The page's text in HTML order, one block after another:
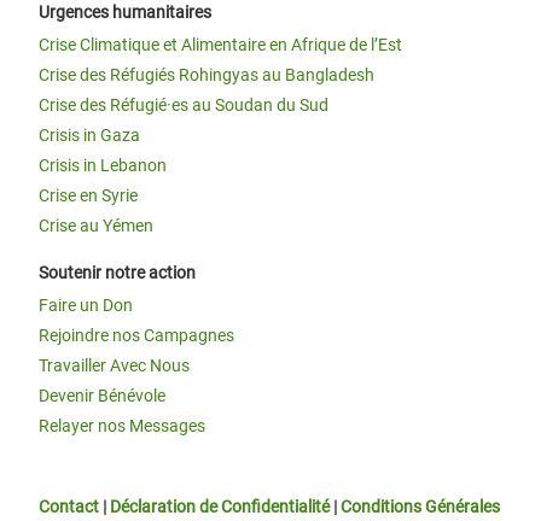
Urgences humanitaires
Crise Climatique et Alimentaire en Afrique de l’Est
Crise des Réfugiés Rohingyas au Bangladesh
Crise des Réfugié·es au Soudan du Sud
Crisis in Gaza
Crisis in Lebanon
Crise en Syrie
Crise au Yémen
Soutenir notre action
Faire un Don
Rejoindre nos Campagnes
Travailler Avec Nous
Devenir Bénévole
Relayer nos Messages
Contact | Déclaration de Confidentialité|Conditions Générales